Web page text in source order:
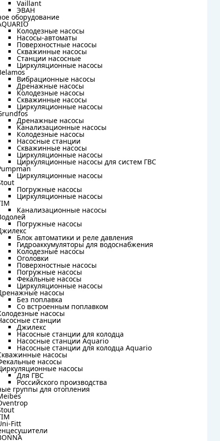
Vaillant
ЭВАН
оборудование
Колодезные насосы
Насосы-автоматы
Поверхностные насосы
Скважинные насосы
Станции насосные
Циркуляционные насосы
Вибрационные насосы
Дренажные насосы
Колодезные насосы
Скважинные насосы
Циркуляционные насосы
Дренажные насосы
Канализационные насосы
Колодезные насосы
Насосные станции
Скважинные насосы
Циркуляционные насосы
Циркуляционные насосы для систем ГВС
Циркуляционные насосы
Погружные насосы
Циркуляционные насосы
Канализационные насосы
Погружные насосы
Блок автоматики и реле давления
Гидроаккумуляторы для водоснабжения
Колодезные насосы
Оголовки
Поверхностные насосы
Погружные насосы
Фекальные насосы
Циркуляционные насосы
насосы
Без поплавка
Со встроенным поплавком
насосы
станции
Джилекс
Насосные станции для колодца
Насосные станции Aquario
Насосные станции для колодца Aquario
насосы
насосы
насосы
Для ГВС
Российского производства
группы для отопления
Fitt
Vaillant
ЭВАН
оборудование
Колодезные насосы
Насосы-автоматы
Поверхностные насосы
Скважинные насосы
Станции насосные
Циркуляционные насосы
Вибрационные насосы
Дренажные насосы
Колодезные насосы
Скважинные насосы
Циркуляционные насосы
Дренажные насосы
Канализационные насосы
Колодезные насосы
Насосные станции
Скважинные насосы
Циркуляционные насосы
Циркуляционные насосы для систем ГВС
Циркуляционные насосы
Погружные насосы
Циркуляционные насосы
Канализационные насосы
Погружные насосы
Блок автоматики и реле давления
Гидроаккумуляторы для водоснабжения
Колодезные насосы
Оголовки
Поверхностные насосы
Погружные насосы
Фекальные насосы
Циркуляционные насосы
насосы
Без поплавка
Со встроенным поплавком
насосы
станции
Джилекс
Насосные станции для колодца
Насосные станции Aquario
Насосные станции для колодца Aquario
насосы
насосы
насосы
Для ГВС
Российского производства
группы для отопления
Fitt